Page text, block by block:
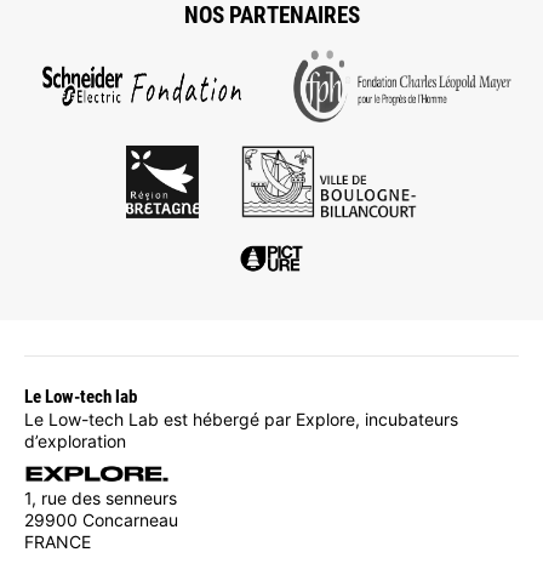
NOS PARTENAIRES
Le Low-tech lab
Le Low-tech Lab est hébergé par Explore, incubateurs
d’exploration
1, rue des senneurs
29900 Concarneau
FRANCE